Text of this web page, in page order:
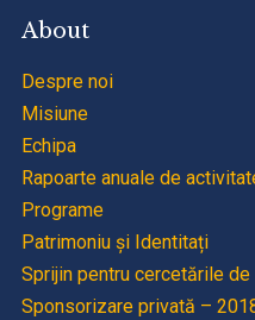
About
Despre noi
Misiune
Echipa
Rapoarte anuale de
Programe
Patrimoniu și Identitați
Sprijin pentru cercetările
Sponsorizare privată –